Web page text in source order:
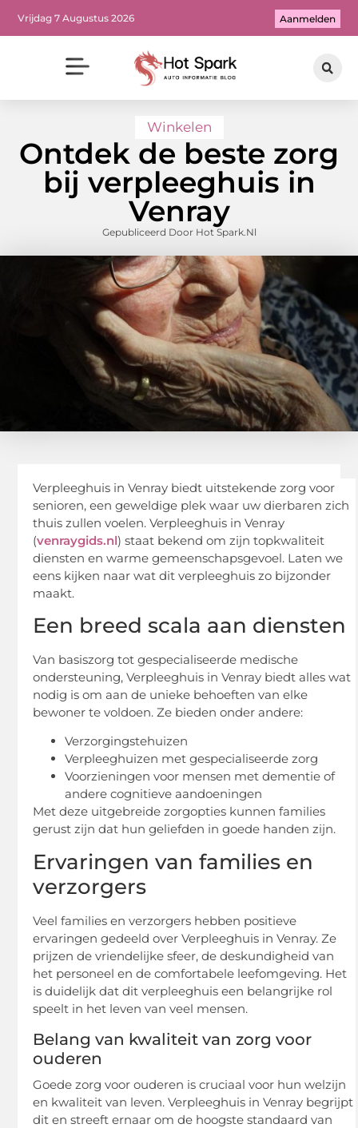
Vrijdag 7 Augustus 2026 Aanmelden
Winkelen
Ontdek de beste zorg
bij verpleeghuis in
Venray
Gepubliceerd Door Hot Spark.nl
Verpleeghuis in Venray biedt uitstekende zorg voor
senioren, een geweldige plek waar uw dierbaren zich
thuis zullen voelen. Verpleeghuis in Venray
(venraygids.nl) staat bekend om zijn topkwaliteit
diensten en warme gemeenschapsgevoel. Laten we
eens kijken naar wat dit verpleeghuis zo bijzonder
maakt.
Een breed scala aan diensten
Van basiszorg tot gespecialiseerde medische
ondersteuning, Verpleeghuis in Venray biedt alles wat
nodig is om aan de unieke behoeften van elke
bewoner te voldoen. Ze bieden onder andere:
Verzorgingstehuizen
Verpleeghuizen met gespecialiseerde zorg
Voorzieningen voor mensen met dementie of
andere cognitieve aandoeningen
Met deze uitgebreide zorgopties kunnen families
gerust zijn dat hun geliefden in goede handen zijn.
Ervaringen van families en
verzorgers
Veel families en verzorgers hebben positieve
ervaringen gedeeld over Verpleeghuis in Venray. Ze
prijzen de vriendelijke sfeer, de deskundigheid van
het personeel en de comfortabele leefomgeving. Het
is duidelijk dat dit verpleeghuis een belangrijke rol
speelt in het leven van veel mensen.
Belang van kwaliteit van zorg voor
ouderen
Goede zorg voor ouderen is cruciaal voor hun welzijn
en kwaliteit van leven. Verpleeghuis in Venray begrijpt
dit en streeft ernaar om de hoogste standaard van